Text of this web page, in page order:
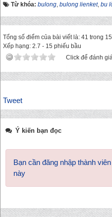
Từ khóa: bulong, bulong lienket, bu
Tổng số điểm của bài viết là: 41 trong
Xếp hạng: 2.7 - 15 phiếu bầu
Click để đánh
Tweet
Ý kiến bạn đọc
Bạn cần đăng nhập thành
này